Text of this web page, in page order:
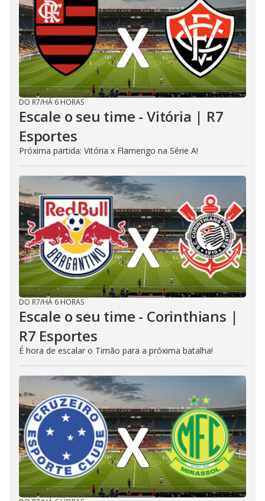
DO R7/HÁ 6 HORAS
Escale o seu time - Vitória | R7
Esportes
Próxima partida: Vitória x Flamengo na Série A!
DO R7/HÁ 6 HORAS
Escale o seu time - Corinthians |
R7 Esportes
É hora de escalar o Timão para a próxima batalha!